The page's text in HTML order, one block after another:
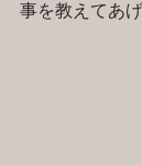
事を教えてあ